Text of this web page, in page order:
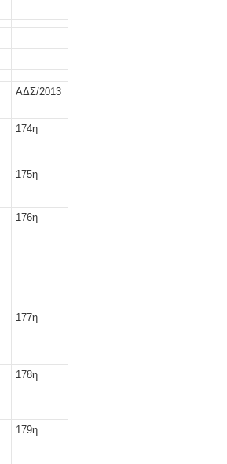
ΑΔΣ/2013
174η
175η
176η
177η
178η
179η